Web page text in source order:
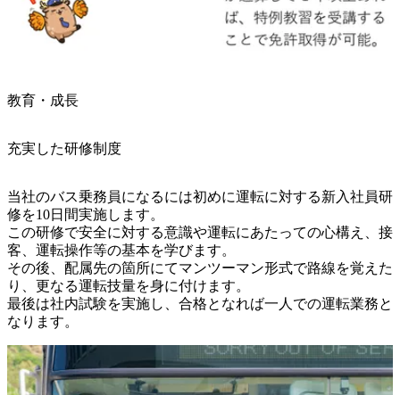
教育・成長
充実した研修制度
当社のバス乗務員になるには初めに運転に対する新入社員研
修を10日間実施します。
この研修で安全に対する意識や運転にあたっての心構え、接
客、運転操作等の基本を学びます。
その後、配属先の箇所にてマンツーマン形式で路線を覚えた
り、更なる運転技量を身に付けます。
最後は社内試験を実施し、合格となれば一人での運転業務と
なります。